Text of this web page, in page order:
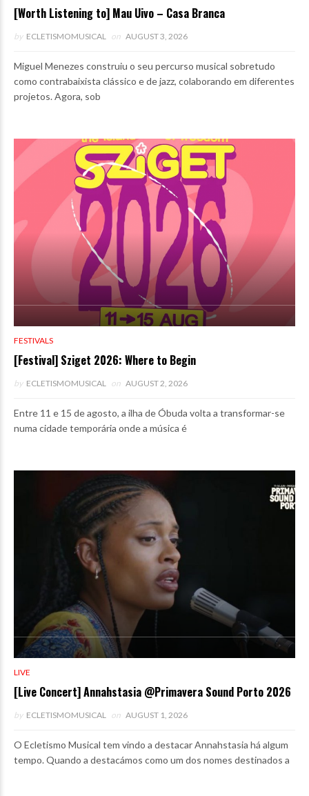
[Worth Listening to] Mau Uivo – Casa Branca
by ECLETISMOMUSICAL on AUGUST 3, 2026
Miguel Menezes construiu o seu percurso musical sobretudo
como contrabaixista clássico e de jazz, colaborando em diferentes
projetos. Agora, sob
FESTIVALS
[Festival] Sziget 2026: Where to Begin
by ECLETISMOMUSICAL on AUGUST 2, 2026
Entre 11 e 15 de agosto, a ilha de Óbuda volta a transformar-se
numa cidade temporária onde a música é
LIVE
[Live Concert] Annahstasia @Primavera Sound Porto 2026
by ECLETISMOMUSICAL on AUGUST 1, 2026
O Ecletismo Musical tem vindo a destacar Annahstasia há algum
tempo. Quando a destacámos como um dos nomes destinados a